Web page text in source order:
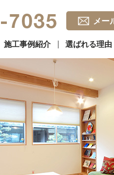
メー
施工事例紹介 選ばれる理由